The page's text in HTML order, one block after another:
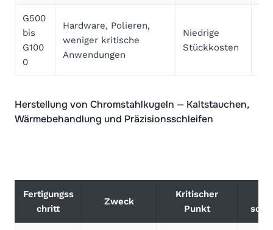
G500
bis
G100
0
Hardware, Polieren,
weniger kritische
Anwendungen
Niedrige
Stückkosten
Herstellung von Chromstahlkugeln — Kaltstauchen,
Wärmebehandlung und Präzisionsschleifen
Fertigungss
chritt
Zweck
Kritischer
Punkt